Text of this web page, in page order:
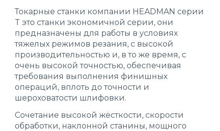
Токарные станки компании HEADMAN серии
T это станки экономичной серии, они
предназначены для работы в условиях
тяжелых режимов резания, с высокой
производительностью и, в то же время, с
очень высокой точностью, обеспечивая
требования выполнения финишных
операций, вплоть до точности и
шероховатости шлифовки.
Сочетание высокой жёсткости, скорости
обработки, наклонной станины, мощного